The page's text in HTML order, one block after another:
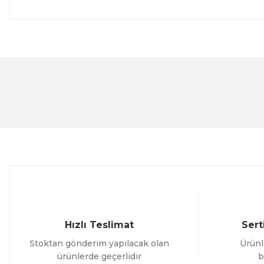
Hızlı Teslimat
Stoktan gönderim yapılacak olan
ürünlerde geçerlidir